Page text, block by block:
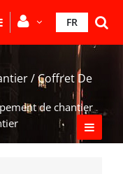
FR
/ Coffret De
de chantier